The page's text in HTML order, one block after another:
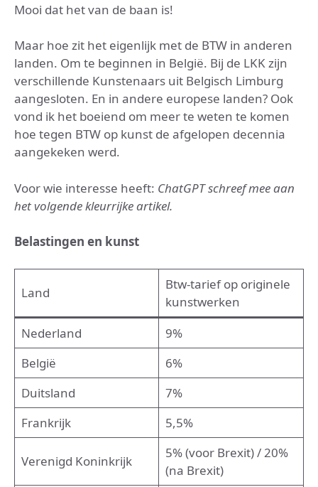
Mooi dat het van de baan is!
Maar hoe zit het eigenlijk met de BTW in anderen
landen. Om te beginnen in België. Bij de LKK zijn
verschillende Kunstenaars uit Belgisch Limburg
aangesloten. En in andere europese landen? Ook
vond ik het boeiend om meer te weten te komen
hoe tegen BTW op kunst de afgelopen decennia
aangekeken werd.
Voor wie interesse heeft: ChatGPT schreef mee aan
het volgende kleurrijke artikel.
Belastingen en kunst
Land
Btw-tarief op originele
kunstwerken
Nederland
9%
België
6%
Duitsland
7%
Frankrijk
5,5%
Verenigd Koninkrijk
5% (voor Brexit) / 20%
(na Brexit)